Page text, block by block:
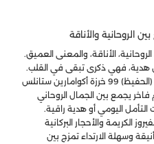
الروحانية والأناقة
الأناقة، والمعنى العميق.
فهي ذكرى تبقى في القلب.
تحتوي على سبحة أسماء الله الحسنى (الحفيظ) 99 خرزة أكوامارين ستانلس
عيار 18، بتصميم فاخر يجمع بين الجمال الروحاني
اليومي أو هدية راقية.
الكريمة والأحجار البركانية
وسهلة الارتداء تمزج بين